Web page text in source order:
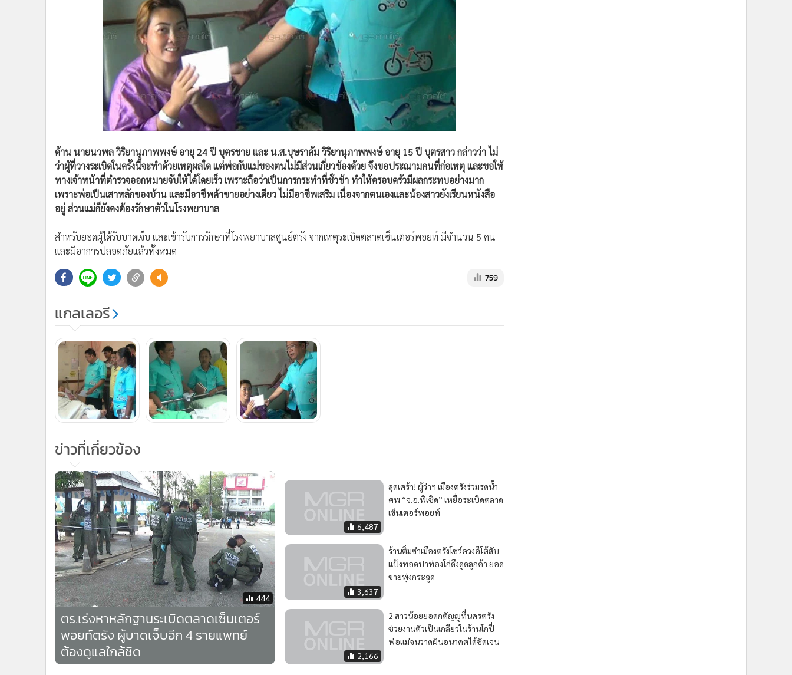
ด้าน นายนวพล วิริยานุภาพพงษ์ อายุ 24 ปี บุตรชาย และ น.ส.บุษราคัม วิริยานุภาพพงษ์ อายุ 15 ปี บุตรสาว กล่าวว่า ไม่
ว่าผู้ที่วางระเบิดในครั้งนี้จะทำด้วยเหตุผลใด แต่พ่อกับแม่ของตนไม่มีส่วนเกี่ยวข้องด้วย จึงขอประณามคนที่ก่อเหตุ และขอให้
ทางเจ้าหน้าที่ตำรวจออกหมายจับให้ได้โดยเร็ว เพราะถือว่าเป็นการกระทำที่ชั่วช้า ทำให้ครอบครัวมีผลกระทบอย่างมาก
เพราะพ่อเป็นเสาหลักของบ้าน และมีอาชีพค้าขายอย่างเดียว ไม่มีอาชีพเสริม เนื่องจากตนเองและน้องสาวยังเรียนหนังสือ
อยู่ ส่วนแม่ก็ยังคงต้องรักษาตัวในโรงพยาบาล
สำหรับยอดผู้ได้รับบาดเจ็บ และเข้ารับการรักษาที่โรงพยาบาลศูนย์ตรัง จากเหตุระเบิดตลาดเซ็นเตอร์พอยท์ มีจำนวน 5 คน
และมีอาการปลอดภัยแล้วทั้งหมด
759
แกลเลอรี
ข่าวที่เกี่ยวข้อง
444
ตร.เร่งหาหลักฐานระเบิดตลาดเซ็นเตอร์
พอยท์ตรัง ผู้บาดเจ็บอีก 4 รายแพทย์
ต้องดูแลใกล้ชิด
6,487
สุดเศร้า! ผู้ว่าฯ เมืองตรังร่วมรดน้ำ
ศพ “จ.อ.พิเชิด” เหยื่อระเบิดตลาด
เซ็นเตอร์พอยท์
3,637
ร้านติ่มซำเมืองตรังโชว์ควงอีโต้สับ
แป้งทอดปาท่องโก๋ดึงดูดลูกค้า ยอด
ขายพุ่งกระฉูด
2,166
2 สาวน้อยยอดกตัญญูที่นครตรัง
ช่วยงานตัวเป็นเกลียวในร้านโกปี๋
พ่อแม่จนวาดฝันอนาคตได้ชัดเจน